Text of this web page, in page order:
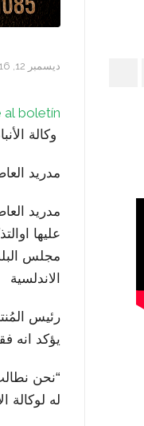
ديسمبر 12, 2016
al boletín
وكالة
مدريد
مدريد
عليها
مجلس
الاندلسية
رئيس
يؤكد انه
“نحن
له لوكالة